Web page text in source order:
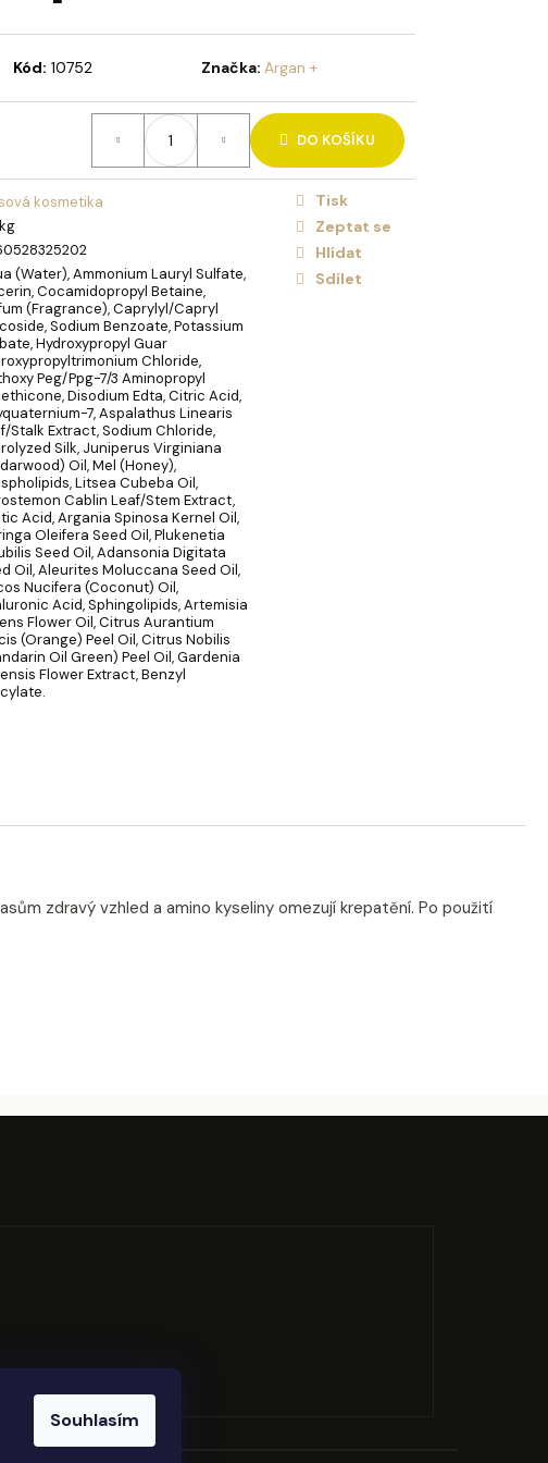
Souhlasím
Kód: 10752 Značka: Argan +
DO KOŠÍKU
kosmetika
(Water), Ammonium Lauryl Sulfate,
Cocamidopropyl Betaine,
(Fragrance), Caprylyl/Capryl
Sodium Benzoate, Potassium
Hydroxypropyl Guar
Chloride,
Peg/Ppg-7/3 Aminopropyl
Disodium Edta, Citric Acid,
7, Aspalathus Linearis
Stalk Extract, Sodium Chloride,
Silk, Juniperus Virginiana
Oil, Mel (Honey),
Litsea Cubeba Oil,
Cablin Leaf/Stem Extract,
Acid, Argania Spinosa Kernel Oil,
Oleifera Seed Oil, Plukenetia
Seed Oil, Adansonia Digitata
Oil, Aleurites Moluccana Seed Oil,
Nucifera (Coconut) Oil,
Acid, Sphingolipids, Artemisia
Flower Oil, Citrus Aurantium
(Orange) Peel Oil, Citrus Nobilis
Oil Green) Peel Oil, Gardenia
Flower Extract, Benzyl
Tisk
Zeptat se
Hlídat
Sdílet
zdravý vzhled a amino kyseliny omezují krepatění. Po použití
NA VLASY